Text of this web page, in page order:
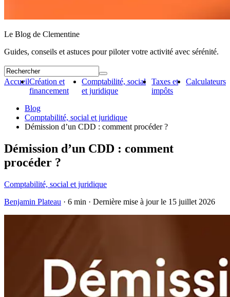
Le Blog de Clementine
Guides, conseils et astuces pour piloter votre activité avec sérénité.
AccueilCréation et
financement
Comptabilité, social
et juridique
Taxes et
impôts
Calculateurs
Blog
Comptabilité, social et juridique
Démission d’un CDD : comment procéder ?
Démission d’un CDD : comment
procéder ?
Comptabilité, social et juridique
Benjamin Plateau · 6 min · Dernière mise à jour le 15 juillet 2026